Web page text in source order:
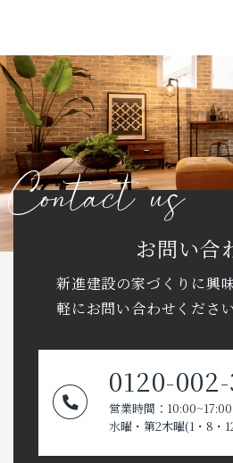
お問い合
新進建設の家づくりに興
軽にお問い合わせください
0120-
営業時間：10:00~17:00
水曜・第2木曜(1・8・